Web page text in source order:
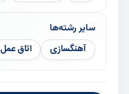
سایر رشته‌ها
آهنگسازی اتاق عمل